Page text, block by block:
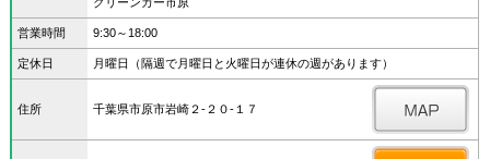
クリーンカー市原
営業時間 9:30～18:00
定休日 月曜日（隔週で月曜日と火曜日が連休の週があります）
住所 千葉県市原市岩崎２‐２０‐１７